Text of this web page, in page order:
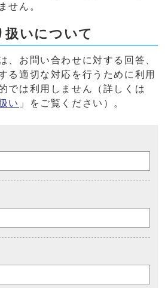
せん。
扱いについて
、お問い合わせに対する回答、
る適切な対応を行うために利用
では利用しません（詳しくは
い 」をご覧ください）。